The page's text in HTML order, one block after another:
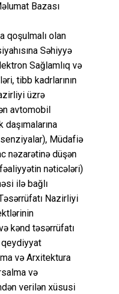
Bazası
qoşulmalı olan
Səhiyyə
Sağlamlıq və
tibb kadrlarının
üzrə
avtomobil
Müdafiə
nəzarətinə düşən
nəticələri)
ilə bağlı
Nazirliyi
kənd təsərrüfatı
qeydiyyat
və Arxitektura
və
verilən xüsusi